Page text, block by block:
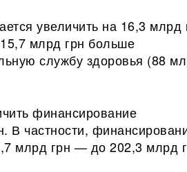
увеличить на 16,3 млрд
млрд грн больше
службу здоровья (88
финансирование
В частности,
млрд грн — до 202,3 млрд